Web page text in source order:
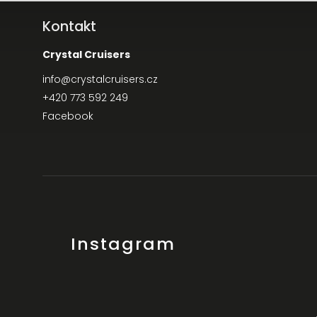
Kontakt
Crystal Cruisers
info@crystalcruisers.cz
+420 773 592 249
Facebook
Instagram